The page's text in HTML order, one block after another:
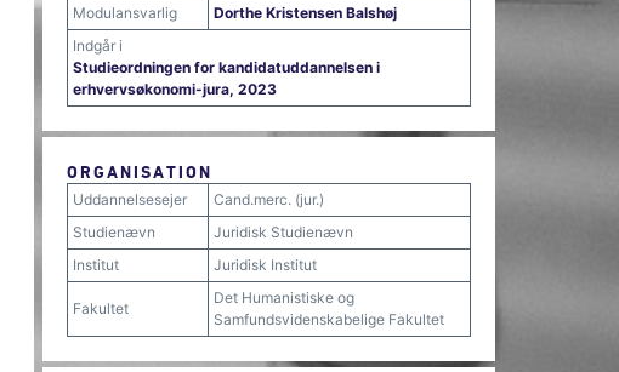
Modulansvarlig
Dorthe Kristensen Balshøj
Indgår i
Studieordningen for kandidatuddannelsen i
erhvervsøkonomi-jura, 2023
ORGANISATION
Uddannelsesejer
Cand.merc. (jur.)
Studienævn
Juridisk Studienævn
Institut
Juridisk Institut
Fakultet
Det Humanistiske og
Samfundsvidenskabelige Fakultet